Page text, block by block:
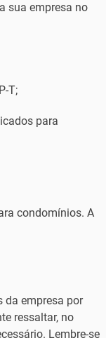
sua empresa no
T;
para
condomínios. A
da empresa por
ressaltar, no
Lembre-se